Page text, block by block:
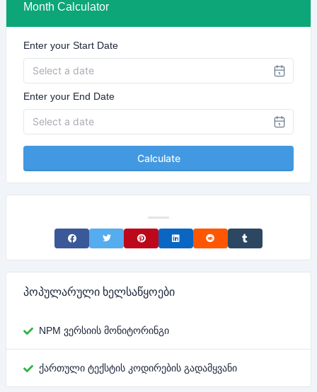
Month Calculator
Enter your Start Date
Enter your End Date
Calculate
Share on Facebook
Share on TwitterShare on Pinterest
Share on LinkedIn
Share on RedditShare on Tumblr
პოპულარული ხელსაწყოები
NPM ვერსიის მონიტორინგი
ქართული ტექსტის კოდირების გადამყვანი